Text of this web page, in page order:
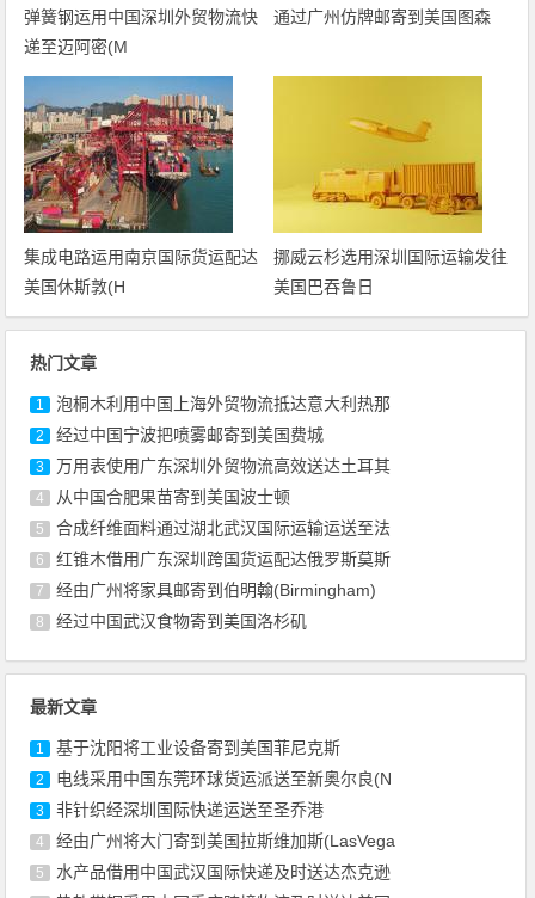
弹簧钢运用中国深圳外贸物流快
递至迈阿密(M
通过广州仿牌邮寄到美国图森
集成电路运用南京国际货运配达
美国休斯敦(H
挪威云杉选用深圳国际运输发往
美国巴吞鲁日
热门文章
1 泡桐木利用中国上海外贸物流抵达意大利热那
2 经过中国宁波把喷雾邮寄到美国费城
3 万用表使用广东深圳外贸物流高效送达土耳其
4 从中国合肥果苗寄到美国波士顿
5 合成纤维面料通过湖北武汉国际运输运送至法
6 红锥木借用广东深圳跨国货运配达俄罗斯莫斯
7 经由广州将家具邮寄到伯明翰(Birmingham)
8 经过中国武汉食物寄到美国洛杉矶
最新文章
1 基于沈阳将工业设备寄到美国菲尼克斯
2 电线采用中国东莞环球货运派送至新奥尔良(N
3 非针织经深圳国际快递运送至圣乔港
4 经由广州将大门寄到美国拉斯维加斯(LasVega
5 水产品借用中国武汉国际快递及时送达杰克逊